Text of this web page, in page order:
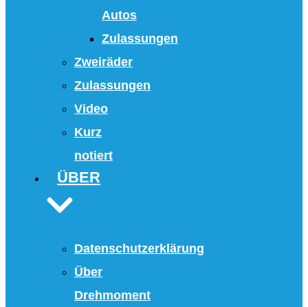
Autos
Zulassungen
Zweiräder
Zulassungen
Video
Kurz
notiert
ÜBER
Datenschutzerklärung
Über
Drehmoment